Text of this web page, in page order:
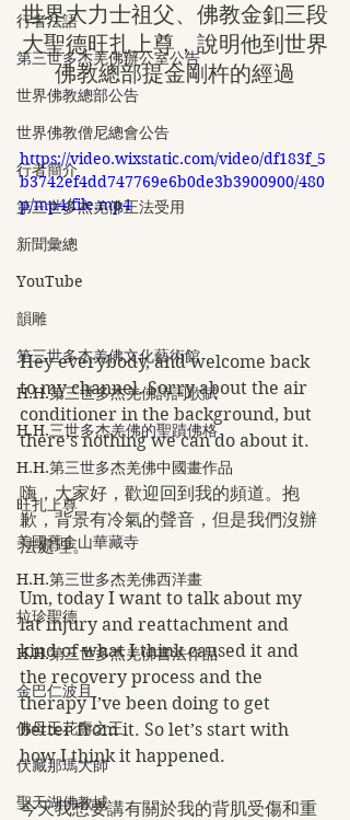
行者法語
第三世多杰羌佛辦公室公告
世界佛教總部公告
世界佛教僧尼總會公告
行者簡介
第三世多杰羌佛正法受用
新聞彙總
YouTube
韻雕
第三世多杰羌佛文化藝術館
H.H.第三世多杰羌佛詩詞歌賦
H.H.三世多杰羌佛的聖蹟佛格
H.H.第三世多杰羌佛中國畫作品
旺扎上尊
美國舊金山華藏寺
H.H.第三世多杰羌佛西洋畫
拉珍聖德
H.H.第三世多杰羌佛書法作品
金巴仁波且
佛母玉花壽之王
伏藏那瑪大師
聖天湖佛教城
世界大力士祖父、佛教金釦三段
大聖德旺扎上尊，說明他到世界
佛教總部提金剛杵的經過
https://video.wixstatic.com/video/df183f_5
b3742ef4dd747769e6b0de3b3900900/480
p/mp4/file.mp4
Hey everybody, and welcome back
to my channel. Sorry about the air
conditioner in the background, but
there’s nothing we can do about it.
嗨，大家好，歡迎回到我的頻道。抱
歉，背景有冷氣的聲音，但是我們沒辦
法處理。
Um, today I want to talk about my
lat injury and reattachment and
kind of what I think caused it and
the recovery process and the
therapy I’ve been doing to get
better from it. So let’s start with
how I think it happened.
今天我想要講有關於我的背肌受傷和重